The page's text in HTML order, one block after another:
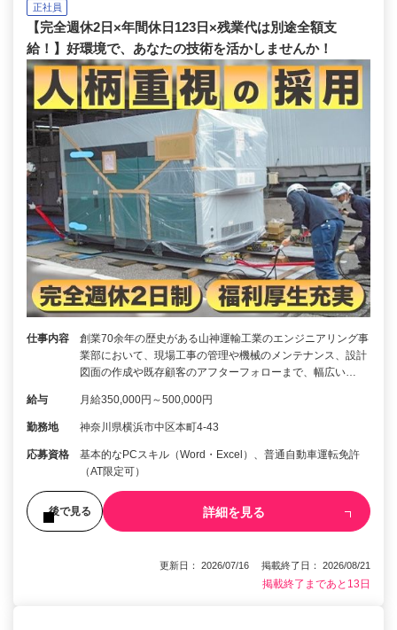
正社員
【完全週休2日×年間休日123日×残業代は別途全額支
給！】好環境で、あなたの技術を活かしませんか！
仕事内容
創業70余年の歴史がある山神運輸工業のエンジニアリング事
業部において、現場工事の管理や機械のメンテナンス、設計
図面の作成や既存顧客のアフターフォローまで、幅広い…
給与 月給350,000円～500,000円
勤務地 神奈川県横浜市中区本町4-43
応募資格
基本的なPCスキル（Word・Excel）、普通自動車運転免許
（AT限定可）
後で見る 詳細を見る
更新日： 2026/07/16 掲載終了日： 2026/08/21
掲載終了まであと13日